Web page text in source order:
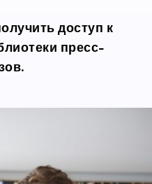
доступ к
пресс-